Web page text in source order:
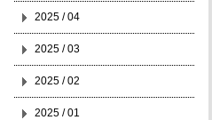
2025 / 04
2025 / 03
2025 / 02
2025 / 01